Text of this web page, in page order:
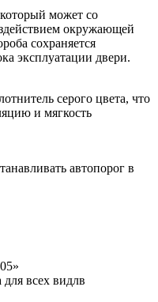
может со
окружающей
сохраняется
эксплуатации двери.
серого цвета, что
и мягкость
автопорог в
всех видлв